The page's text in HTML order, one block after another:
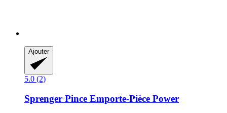
Ajouter
5.0 (2)
Sprenger Pince Emporte-​Pièce Power